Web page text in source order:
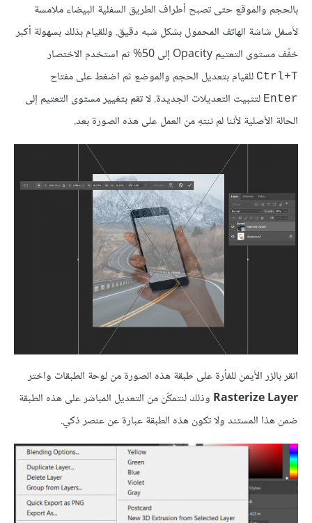
بالحجم والموقع حتى تصبح أطراف الطريق السفلية البيضاء ملامسة
لأسفل شاشة الهاتف المحمول بشكل شبه دقيق. وللقيام بذلك بسهولة أكبر
خفّف مستوى التعتيم Opacity إلى 50% ثم استخدم الاختصار
Ctrl+T للقيام بتعديل الحجم والموضع ثم اضغط على مفتاح
Enter لتثبيت التعديلات الجديدة. لا تقم بتغيير مستوى التعتيم إلى
الحالة الأصلية لأننا لم ننتهِ من العمل على هذه الصورة بعد.
انقر بالزر الأيمن للفأرة على طبقة هذه الصورة من لوحة الطبقات واختر
Rasterize Layer وذلك لنتمكّن من التعديل المباشر على هذه الطبقة
ضمن هذا المستند ولا تكون هذه الطبقة عبارة عن عنصر ذكي.